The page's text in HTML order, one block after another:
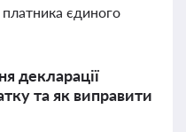
платника єдиного
декларації
та як виправити